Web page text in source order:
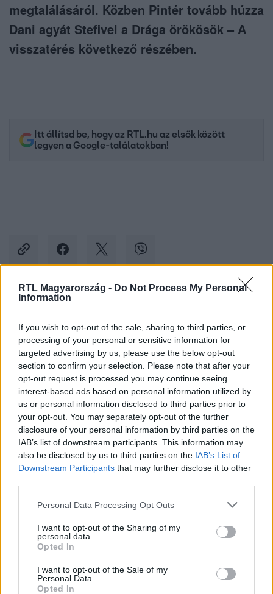
RTL Magyarország - Do Not Process My Personal
Information
If you wish to opt-out of the sale, sharing to third parties, or
processing of your personal or sensitive information for
targeted advertising by us, please use the below opt-out
section to confirm your selection. Please note that after your
opt-out request is processed you may continue seeing
interest-based ads based on personal information utilized by
us or personal information disclosed to third parties prior to
your opt-out. You may separately opt-out of the further
disclosure of your personal information by third parties on the
IAB’s list of downstream participants. This information may
also be disclosed by us to third parties on the IAB’s List of
Downstream Participants that may further disclose it to other
Please note that this website/app uses one or more Google
not limited to your visit or usage behaviour. You may click to
grant or deny consent to Google and its third-party tags to
use your data for below specified purposes in below Google
consent section.
Personal Data Processing Opt Outs
I want to opt-out of the Sharing of my
personal data.
Opted In
I want to opt-out of the Sale of my
Personal Data.
Opted In
megtalálásáról. Közben Pintér tovább húzza
Dani agyát Stefivel a Drága örökösök – A
visszatérés következő részében.
Itt állítsd be, hogy az RTL.hu az elsők között
legyen a Google-találatokban!
Követem
#DRÁGA ÖRÖKÖSÖK #RTL #ELŐZETESEK
#VIDEÓ #ELŐZETES #PROMO #SZAPPANOS TIBI